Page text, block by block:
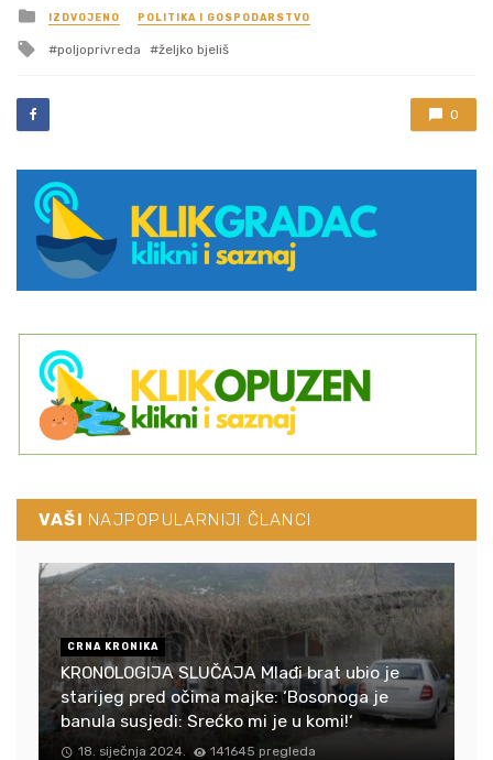
Posted
in
IZDVOJENO POLITIKA I GOSPODARSTVO
Tagged
poljoprivreda željko bjeliš
0
VAŠI NAJPOPULARNIJI ČLANCI
CRNA KRONIKA
KRONOLOGIJA SLUČAJA Mlađi brat ubio je
starijeg pred očima majke: ‘Bosonoga je
banula susjedi: Srećko mi je u komi!‘
18. siječnja 2024. 141645 pregleda